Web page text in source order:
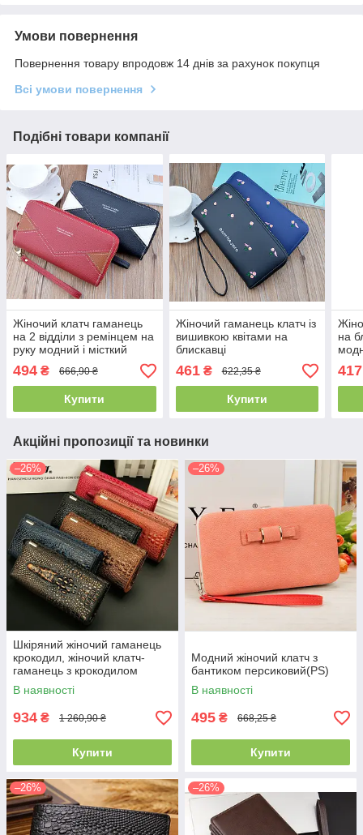
Умови повернення
Повернення товару впродовж 14 днів за рахунок покупця
Всі умови повернення
Подібні товари компанії
Жіночий клатч гаманець
на 2 відділи з ремінцем на
руку модний і місткий
портмоне
494 ₴ 666,90 ₴
Купити
Жіночий гаманець клатч із
вишивкою квітами на
блискавці
461₴ 622,35 ₴
Купити
на
417
Акційні пропозиції та новинки
–26%
Шкіряний жіночий гаманець
крокодил, жіночий клатч-
гаманець з крокодилом
натуральна шкіра(PS)
В наявності
934 ₴ 1 260,90 ₴
Купити
–26%
Модний жіночий клатч з
бантиком персиковий(PS)
В наявності
495 ₴ 668,25 ₴
Купити
–26% –26%